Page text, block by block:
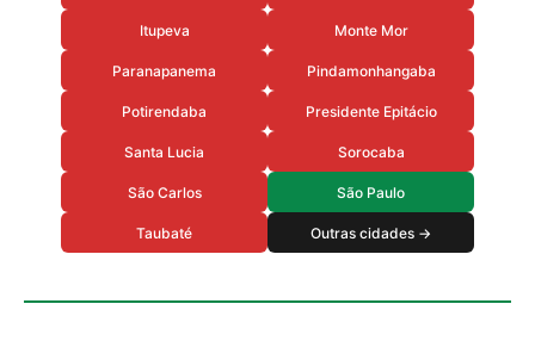
Itupeva Monte Mor
Paranapanema Pindamonhangaba
Potirendaba Presidente Epitácio
Santa Lucia Sorocaba
São Carlos São Paulo
Taubaté Outras cidades →